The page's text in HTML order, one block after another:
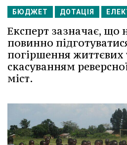
БЮДЖЕТ ДОТАЦІЯ
Експерт зазначає, що
повинно
погіршення життєвих
скасуванням
міст.